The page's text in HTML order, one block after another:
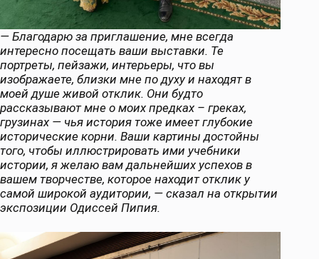
— Благодарю за приглашение, мне всегда
интересно посещать ваши выставки. Те
портреты, пейзажи, интерьеры, что вы
изображаете, близки мне по духу и находят в
моей душе живой отклик. Они будто
рассказывают мне о моих предках – греках,
грузинах — чья история тоже имеет глубокие
исторические корни. Ваши картины достойны
того, чтобы иллюстрировать ими учебники
истории, я желаю вам дальнейших успехов в
вашем творчестве, которое находит отклик у
самой широкой аудитории, — сказал на открытии
экспозиции Одиссей Пипия.